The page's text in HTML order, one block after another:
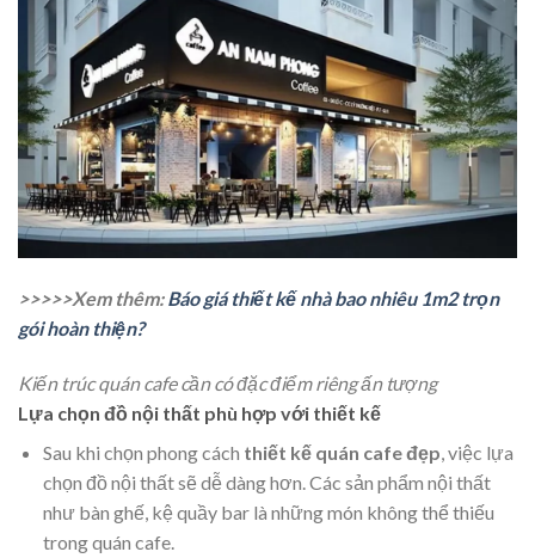
>>>>>Xem thêm:Báo giá thiết kế nhà bao nhiêu 1m2 trọn
gói hoàn thiện?
Kiến trúc quán cafe cần có đặc điểm riêng ấn tượng
Lựa chọn đồ nội thất phù hợp với thiết kế
Sau khi chọn phong cách thiết kế quán cafe đẹp, việc lựa
chọn đồ nội thất sẽ dễ dàng hơn. Các sản phẩm nội thất
như bàn ghế, kệ quầy bar là những món không thể thiếu
trong quán cafe.